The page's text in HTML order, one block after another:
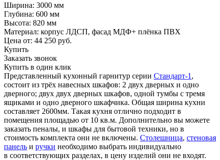
Ширина: 3000 мм
Глубина: 600 мм
Высота: 820 мм
Материал: корпус ЛДСП, фасад МДФ+ плёнка ПВХ
Цена от: 44 250 руб.
Купить
Заказать звонок
Купить в один клик
Представленный кухонный гарнитур серии Стандарт-1 ,
состоит из трёх навесных шкафов: 2 двух дверных и одно
дверного; двух двух дверных шкафов, одной тумбы с тремя
ящиками и одно дверного шкафчика. Общая ширина кухни
составляет 2600мм. Такая кухня отлично подходит в
помещения площадью от 10 кв.м. Дополнительно вы можете
заказать пеналы, и шкафы для бытовой техники, но в
стоимость комплекта они не включены. Столешница, стеновая
панель и ручки необходимо выбрать индивидуально
в соответствующих разделах, в цену изделий они не входят.